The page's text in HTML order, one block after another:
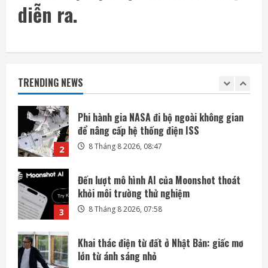
diễn ra.
TRENDING NEWS
1
Mỹ giàu lên hay chỉ người giàu càng giàu?
2
Phi hành gia NASA đi bộ ngoài không gian
3
Đến lượt mô hình AI của Moonshot thoát
khỏi môi trường thử nghiệm
8 Tháng 8 2026, 07:58
4
Khai thác điện từ đất ở Nhật Bản: giấc mơ
lớn từ ánh sáng nhỏ
8 Tháng 8 2026, 07:52
SoftBank không chỉ đầu tư vào AI mà còn
lãi lớn nhờ mua cổ phần Intel